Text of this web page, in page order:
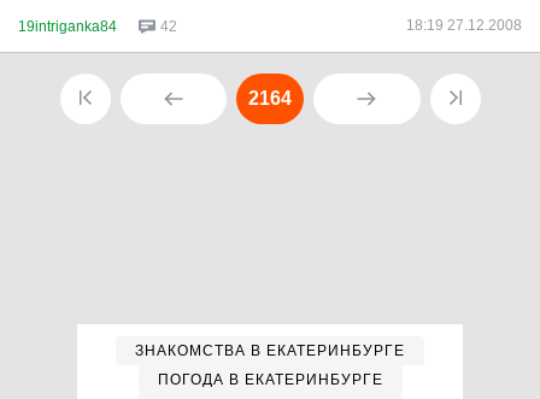
19intriganka84 42 18:19 27.12.2008
2164
ЗНАКОМСТВА В ЕКАТЕРИНБУРГЕ
ПОГОДА В ЕКАТЕРИНБУРГЕ